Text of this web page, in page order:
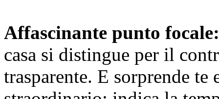
Affascinante punto focale:
casa si distingue per il
trasparente. E sorprende